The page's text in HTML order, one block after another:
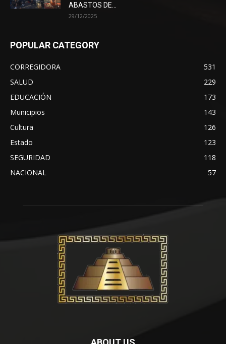
ABASTOS DE...
29/12/2025
POPULAR CATEGORY
CORREGIDORA
531
SALUD
229
EDUCACIÓN
173
Municipios
143
Cultura
126
Estado
123
SEGURIDAD
118
NACIONAL
57